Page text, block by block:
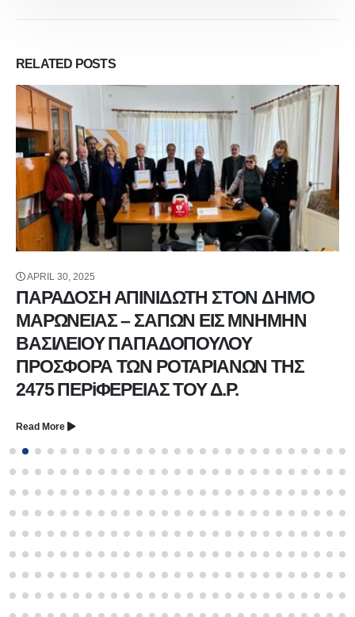
RELATED POSTS
APRIL 30, 2025
ΠΑΡΑΔΟΣΗ ΑΠΙΝΙΔΩΤΗ ΣΤΟN ΔΗΜΟ
ΜΑΡΩΝΕΙΑΣ – ΣΑΠΩΝ ΕΙΣ ΜΝΗΜΗΝ
ΒΑΣΙΛΕΙΟΥ ΠΑΠΑΔΟΠΟΥΛΟΥ
ΠΡΟΣΦΟΡΑ ΤΩΝ ΡΟΤΑΡΙΑΝΩΝ ΤΗΣ
2475 ΠΕΡiΦΕΡΕΙΑΣ ΤΟΥ Δ.Ρ.
Read More